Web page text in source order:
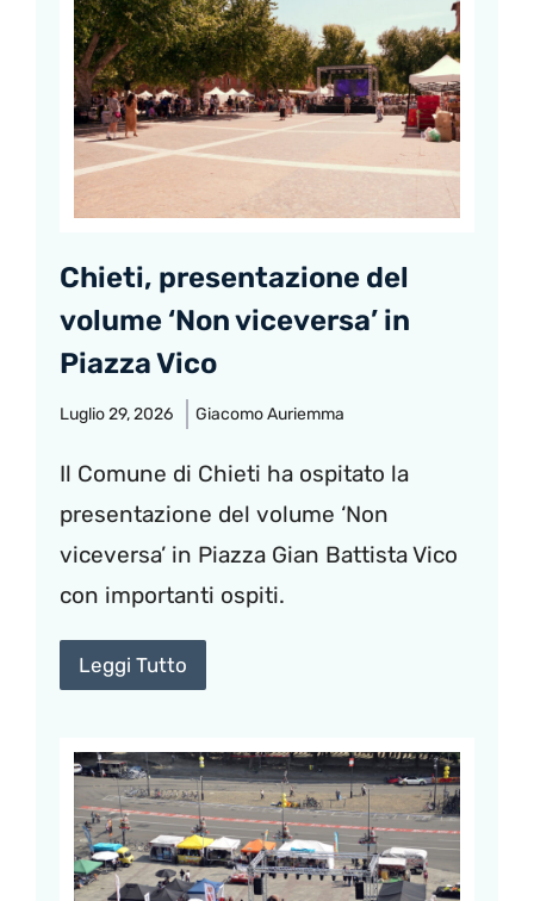
Chieti, presentazione del
volume ‘Non viceversa’ in
Piazza Vico
Luglio 29, 2026 Giacomo Auriemma
Il Comune di Chieti ha ospitato la
presentazione del volume ‘Non
viceversa’ in Piazza Gian Battista Vico
con importanti ospiti.
Leggi Tutto